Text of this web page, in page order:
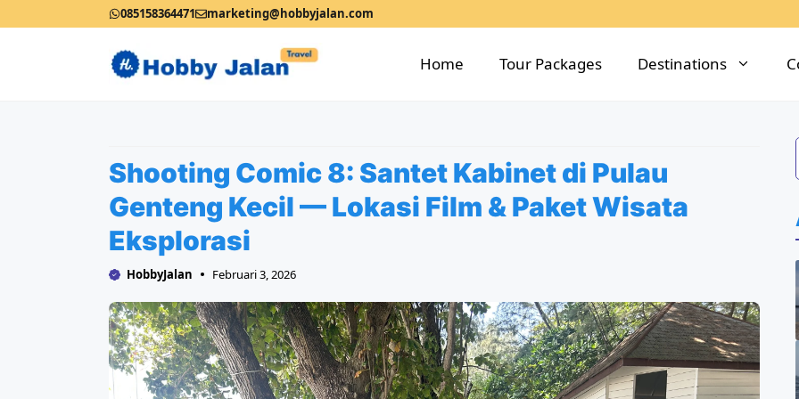
ke
085158364471 marketing@hobbyjalan.com
Home Tour Packages Destinations
Shooting Comic 8: Santet Kabinet di Pulau
Genteng Kecil — Lokasi Film & Paket Wisata
Eksplorasi
HobbyJalan Februari 3, 2026